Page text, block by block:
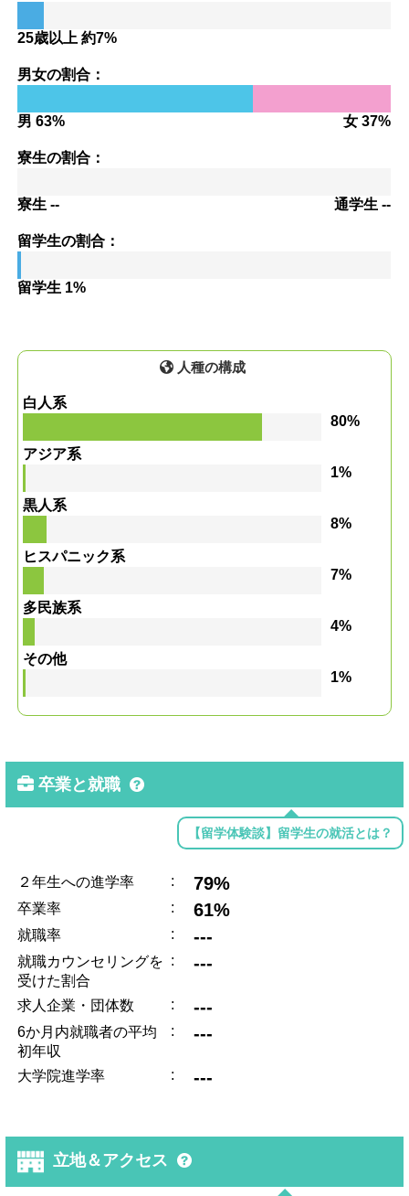
25歳以上 約7%
男女の割合：
男 63% 女 37%
寮生の割合：
寮生 -- 通学生 --
留学生の割合：
留学生 1%
人種の構成
白人系
80%
アジア系
1%
黒人系
8%
ヒスパニック系
7%
多民族系
4%
その他
1%
卒業と就職
【留学体験談】留学生の就活とは？
２年生への進学率 : 79%
卒業率 : 61%
就職率 : ---
就職カウンセリングを
受けた割合
: ---
求人企業・団体数 : ---
6か月内就職者の平均
初年収
: ---
大学院進学率 : ---
立地＆アクセス